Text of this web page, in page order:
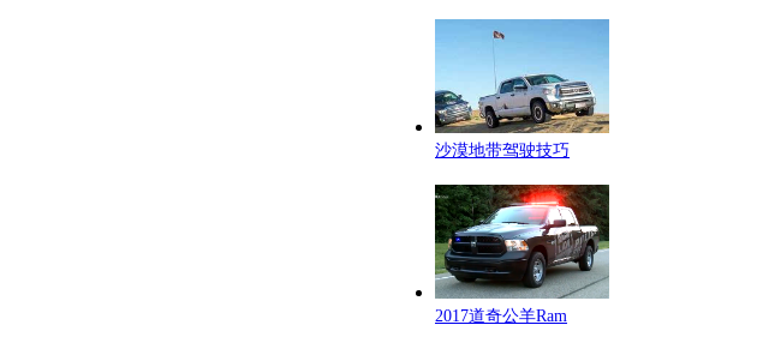
沙漠地带驾驶技巧
2017道奇公羊Ram